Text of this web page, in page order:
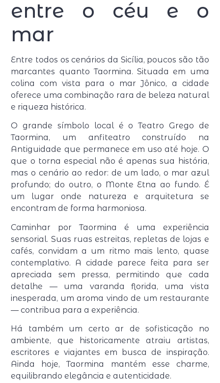
entre o céu e o
mar
Entre todos os cenários da Sicília, poucos são tão
marcantes quanto Taormina. Situada em uma
colina com vista para o mar Jônico, a cidade
oferece uma combinação rara de beleza natural
e riqueza histórica.
O grande símbolo local é oTeatro Grego de
Taormina, um anfiteatro construído na
Antiguidade que permanece em uso até hoje. O
que o torna especial não é apenas sua história,
mas o cenário ao redor: de um lado, o mar azul
profundo; do outro, o Monte Etna ao fundo. É
um lugar onde natureza e arquitetura se
encontram de forma harmoniosa.
Caminhar por Taormina é uma experiência
sensorial. Suas ruas estreitas, repletas de lojas e
cafés, convidam a um ritmo mais lento, quase
contemplativo. A cidade parece feita para ser
apreciada sem pressa, permitindo que cada
detalhe — uma varanda florida, uma vista
inesperada, um aroma vindo de um restaurante
— contribua para a experiência.
Há também um certo ar de sofisticação no
ambiente, que historicamente atraiu artistas,
escritores e viajantes em busca de inspiração.
Ainda hoje, Taormina mantém esse charme,
equilibrando elegância e autenticidade.